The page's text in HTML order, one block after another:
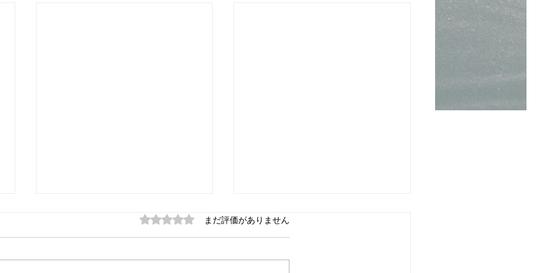
5つ星のうち0と評価されています。
まだ評価がありません